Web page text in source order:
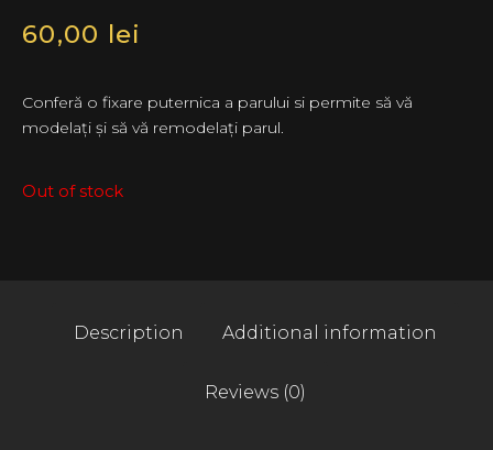
60,00 lei
Conferă o fixare puternica a parului si permite să vă
modelați și să vă remodelați parul.
Out of stock
Description Additional information
Reviews (0)